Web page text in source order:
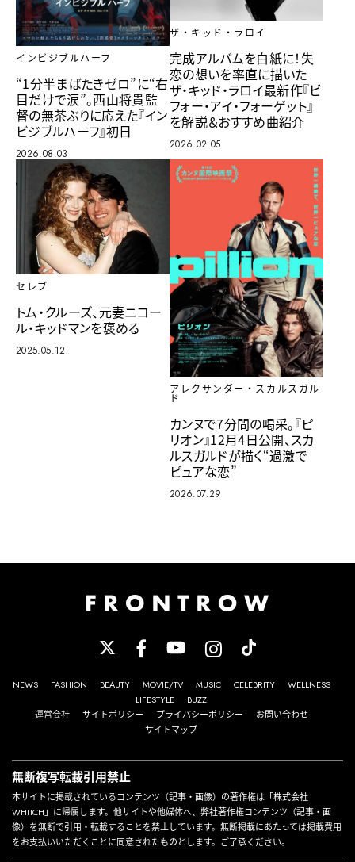
インビジブルハーフ
“1分半まばたきゼロ”に“右
目だけで涙”。西山将貴監
督の無茶ぶりに応えた『イン
ビジブルハーフ』初日
2026.08.03
ザ・キッド・ラロイ
完成アルバムを白紙に！失
恋の想いを率直に描いた
ザ・キッド・ラロイ最新作『ビ
フォー・アイ・フォーゲット』
を解説＆おすすめ曲紹介
2026.02.05
セレブ
トム・クルーズ、元妻ニコー
ル・キッドマンを褒める
2025.05.12
アレクサンダー・スカルスガル
ド
カンヌで7分間の喝采。『ピ
リオン』12月4日公開、スカ
ルスガルドが描く“過激で
ピュアな恋”
2026.07.29
NEWS FASHION BEAUTY MOVIE/TV MUSIC CELEBRITY
WELLNESS
LIFESTYLE
BUZZ
運営会社
サイトポリシー プライバシーポリシー
お問い合わせ
サイトマップ
無断複写転載引用禁止
本サイトに掲載されているコンテンツ（記事・画像）の著作権は「株式会社
WHITCH」に帰属します。他サイトや他媒体へ、弊社著作権コンテンツ（記事・画
像）を無断で引用・転載することを禁止しています。無断掲載にあたっては掲載費用
をお支払いいただくことに同意されたものとします。ご了承ください。